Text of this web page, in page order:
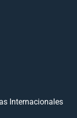
Internacionales